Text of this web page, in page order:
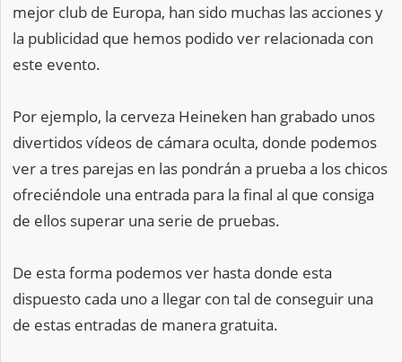
mejor club de Europa, han sido muchas las acciones y
la publicidad que hemos podido ver relacionada con
este evento.
Por ejemplo, la cerveza Heineken han grabado unos
divertidos vídeos de cámara oculta, donde podemos
ver a tres parejas en las pondrán a prueba a los chicos
ofreciéndole una entrada para la final al que consiga
de ellos superar una serie de pruebas.
De esta forma podemos ver hasta donde esta
dispuesto cada uno a llegar con tal de conseguir una
de estas entradas de manera gratuita.